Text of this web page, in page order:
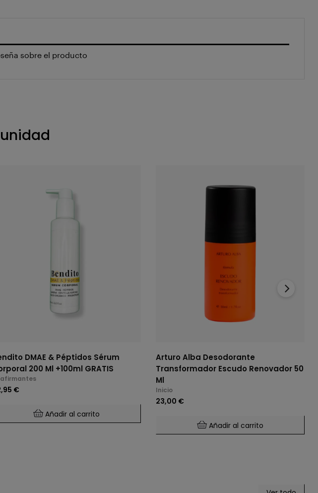
sobre el producto
DMAE & Péptidos Sérum
200 Ml +100ml GRATIS
€
Añadir al carrito
Arturo Alba Desodorante
Transformador Escudo Renovador 50
Ml
Inicio
23,00 €
Añadir al carrito
›